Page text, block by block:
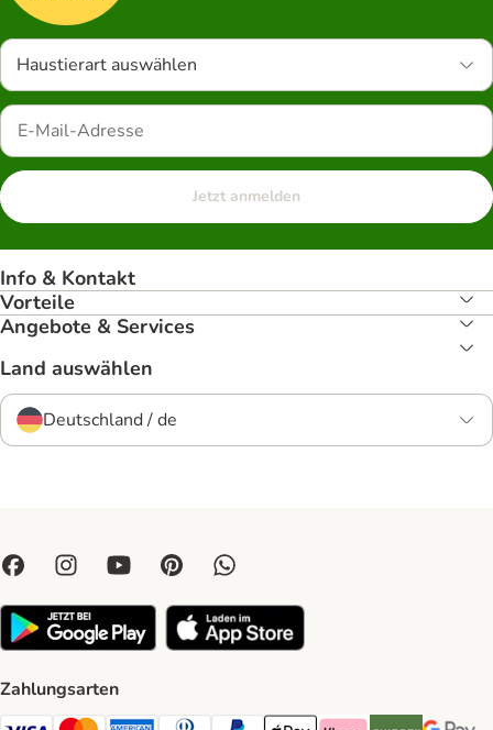
Haustierart auswählen
Jetzt anmelden
Info & Kontakt
Vorteile
Angebote & Services
Land auswählen
Deutschland / de
Zahlungsarten